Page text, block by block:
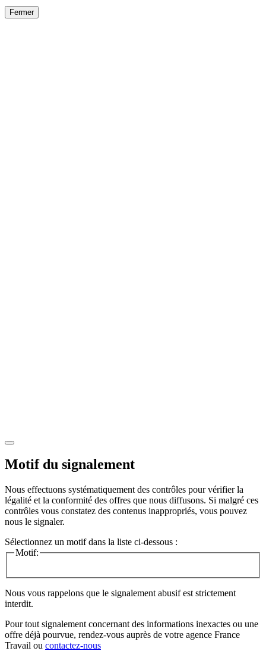
Fermer
Motif du signalement
Nous effectuons systématiquement des contrôles pour vérifier la
légalité et la conformité des offres que nous diffusons. Si malgré ces
contrôles vous constatez des contenus inappropriés, vous pouvez
nous le signaler.
Sélectionnez un motif dans la liste ci-dessous :
Motif:
Nous vous rappelons que le signalement abusif est strictement
interdit.
Pour tout signalement concernant des informations inexactes ou une
offre déjà pourvue, rendez-vous auprès de votre agence France
Travail ou contactez-nous